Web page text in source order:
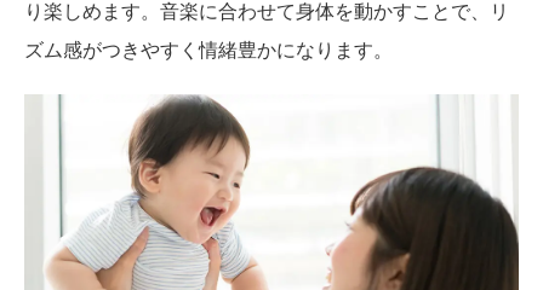
り楽しめます。音楽に合わせて身体を動かすことで、リ
ズム感がつきやすく情緒豊かになります。